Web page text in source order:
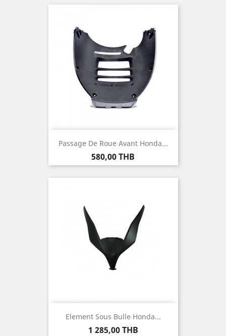
Passage De Roue Avant Honda...
Prix
580,00 THB
Element Sous Bulle Honda...
Prix
1 285,00 THB